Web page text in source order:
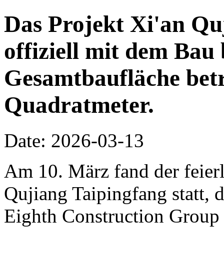
Das Projekt Xi'an
offiziell mit dem Bau
Gesamtbaufläche
Quadratmeter.
Date: 2026-03-13
Am 10. März fand der
Qujiang Taipingfang statt,
Eighth Construction